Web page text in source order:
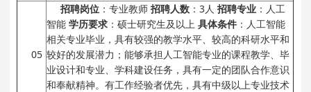
05
招聘岗位 ：专业教师 招聘人数 ：3人 招聘专业 ：人工
智能 学历要求 ：硕士研究生及以上 具体条件 ：人工智能
相关专业毕业，具有较强的教学水平、较高的科研水平和
较好的发展潜力；能够承担人工智能专业的课程教学、毕
业设计和专业、学科建设任务，具有一定的团队合作意识
和奉献精神。有工作经验者优先，具有中级以上专业技术